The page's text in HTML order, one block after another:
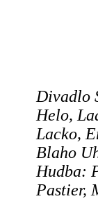
Divadlo
Helo,
Lacko,
Blaho
Hudba:
Pastier,